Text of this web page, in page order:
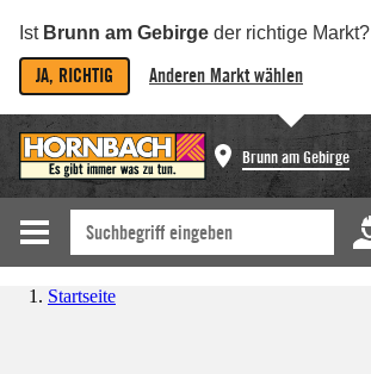
Ist Brunn am Gebirge der richtige Markt?
JA, RICHTIG Anderen Markt wählen
Brunn am Gebirge
Startseite